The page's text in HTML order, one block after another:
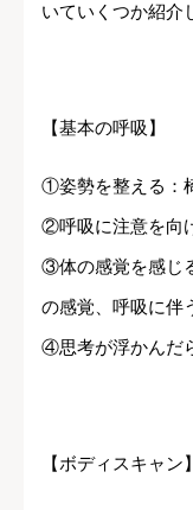
いていくつか紹介
【基本の呼吸】
①姿勢を整える：
②呼吸に注意を向
③体の感覚を感じ
の感覚、呼吸に伴
④思考が浮かんだ
【ボディスキャ